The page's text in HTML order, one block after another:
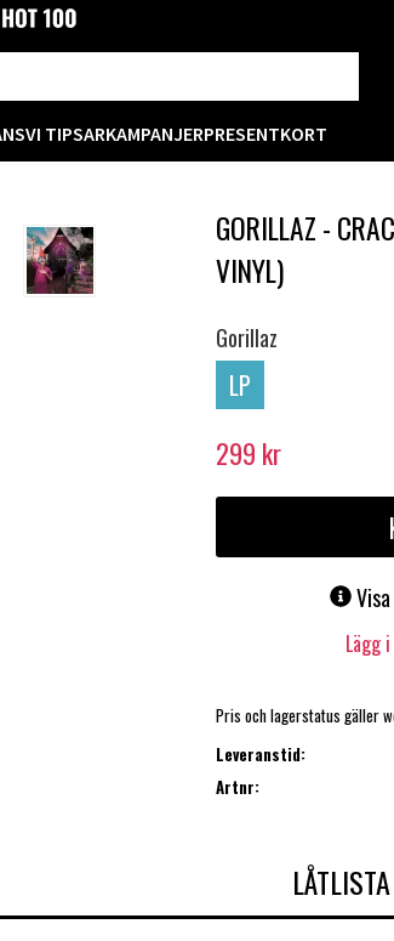
VI TIPSARKAMPANJERPRESENTKORT
GORILLAZ -
VINYL)
Gorillaz
LP
299 kr
Lägg
Pris och lagerstatus gäller
Leveranstid:
Artnr:
LÅTLISTA